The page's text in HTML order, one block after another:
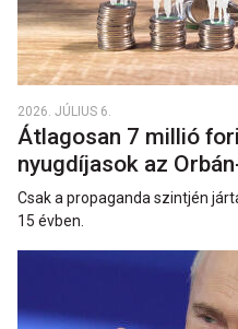
2026. JÚLIUS 6.
Átlagosan 7 millió
nyugdíjasok az
Csak a propaganda szintjén
15 évben.